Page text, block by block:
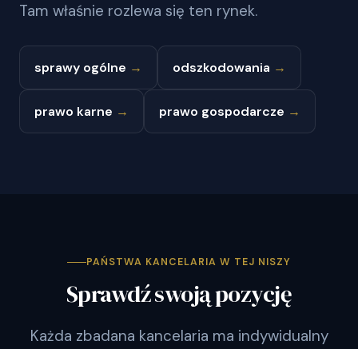
Tam właśnie rozlewa się ten rynek.
sprawy ogólne → odszkodowania →
prawo karne → prawo gospodarcze →
PAŃSTWA KANCELARIA W TEJ NISZY
Sprawdź swoją pozycję
Każda zbadana kancelaria ma indywidualny